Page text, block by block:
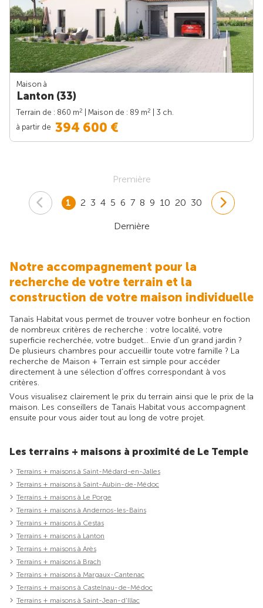
Maison à
Lanton (33)
Terrain de : 860 m2 | Maison de : 89 m2
| 3 ch.
à partir de 394 600 €
Première
1 2 3 4 5 6 7 8 9 10 20 30
Dernière
Notre accompagnement pour la
recherche de votre terrain et la
construction de votre maison individuelle
Tanaïs Habitat vous permet de trouver votre bonheur en foction
de nombreux critères de recherche : votre localité, votre
superficie recherchée, votre budget... Envie d'un grand jardin ?
De plusieurs chambres pour accueillir toute votre famille ? La
recherche de Maison + Terrain est simple pour accéder
directement à une sélection d'offres correspondant à vos
critères.
Vous visualisez clairement le prix du terrain ainsi que le prix de la
maison. Les conseillers de Tanaïs Habitat vous accompagnent
ensuite pour vous aider tout au long de votre projet.
Les terrains + maisons à proximité de Le Temple
Terrains + maisons à Saint-Médard-en-Jalles
Terrains + maisons à Saint-Aubin-de-Médoc
Terrains + maisons à Le Porge
Terrains + maisons à Andernos-les-Bains
Terrains + maisons à Cestas
Terrains + maisons à Lanton
Terrains + maisons à Arès
Terrains + maisons à Brach
Terrains + maisons à Margaux-Cantenac
Terrains + maisons à Castelnau-de-Médoc
Terrains + maisons à Saint-Jean-d'Illac